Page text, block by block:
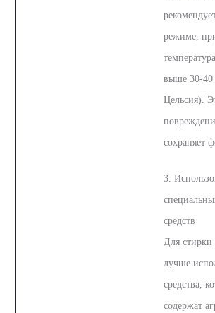
режиме,
выше 30-40
Цельсия).
сохраняет
3.
средств
Для стирки
лучше
средства,
содержат